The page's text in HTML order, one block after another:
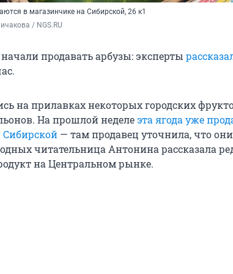
в магазинчике на Сибирской, 26 к1
/ NGS.RU
продавать арбузы: эксперты
на прилавках некоторых городских
На прошлой неделеэта ягода уже
Сибирской — там продавец уточнила, что
читательница Антонина рассказала
на Центральном рынке.